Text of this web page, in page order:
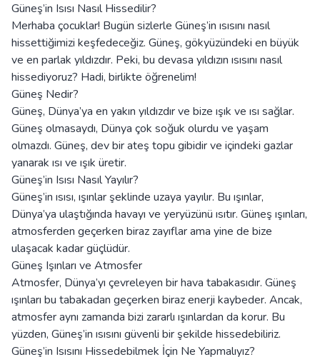
Güneş’in Isısı Nasıl Hissedilir?
Merhaba çocuklar! Bugün sizlerle Güneş’in ısısını nasıl
hissettiğimizi keşfedeceğiz. Güneş, gökyüzündeki en büyük
ve en parlak yıldızdır. Peki, bu devasa yıldızın ısısını nasıl
hissediyoruz? Hadi, birlikte öğrenelim!
Güneş Nedir?
Güneş, Dünya’ya en yakın yıldızdır ve bize ışık ve ısı sağlar.
Güneş olmasaydı, Dünya çok soğuk olurdu ve yaşam
olmazdı. Güneş, dev bir ateş topu gibidir ve içindeki gazlar
yanarak ısı ve ışık üretir.
Güneş’in Isısı Nasıl Yayılır?
Güneş’in ısısı, ışınlar şeklinde uzaya yayılır. Bu ışınlar,
Dünya’ya ulaştığında havayı ve yeryüzünü ısıtır. Güneş ışınları,
atmosferden geçerken biraz zayıflar ama yine de bize
ulaşacak kadar güçlüdür.
Güneş Işınları ve Atmosfer
Atmosfer, Dünya’yı çevreleyen bir hava tabakasıdır. Güneş
ışınları bu tabakadan geçerken biraz enerji kaybeder. Ancak,
atmosfer aynı zamanda bizi zararlı ışınlardan da korur. Bu
yüzden, Güneş’in ısısını güvenli bir şekilde hissedebiliriz.
Güneş’in Isısını Hissedebilmek İçin Ne Yapmalıyız?